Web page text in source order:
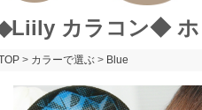
カラコン◆ ホ
> カラーで選ぶ > Blue